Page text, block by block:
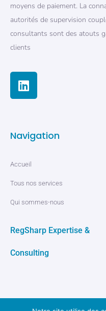
moyens de paiement. La
autorités de supervision
consultants sont des atouts
clients
Navigation
Accueil
Tous nos services
Qui sommes-nous
RegSharp Expertise &
Consulting